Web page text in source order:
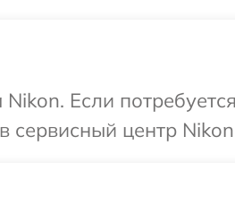
Если
сервисный центр